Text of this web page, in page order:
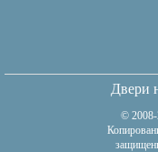
Двери
© 2008-